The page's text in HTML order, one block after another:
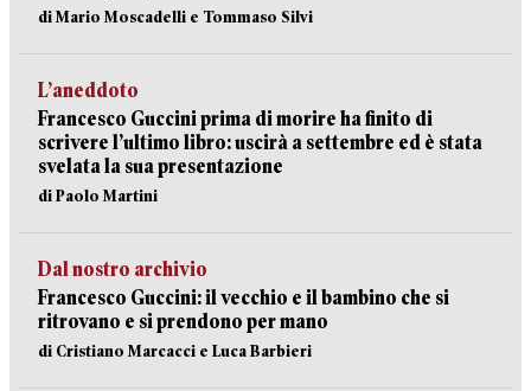
di Mario Moscadelli e Tommaso Silvi
L’aneddoto
Francesco Guccini prima di morire ha finito di
scrivere l’ultimo libro: uscirà a settembre ed è stata
svelata la sua presentazione
di Paolo Martini
Dal nostro archivio
Francesco Guccini: il vecchio e il bambino che si
ritrovano e si prendono per mano
di Cristiano Marcacci e Luca Barbieri